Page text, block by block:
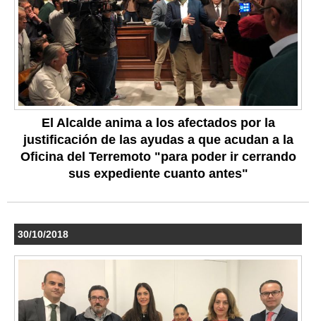
El Alcalde anima a los afectados por la
justificación de las ayudas a que acudan a la
Oficina del Terremoto "para poder ir cerrando
sus expediente cuanto antes"
30/10/2018